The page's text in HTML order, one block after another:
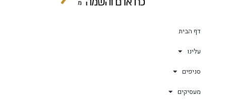
דף הבית
עלינו
סניפים
מעסיקים